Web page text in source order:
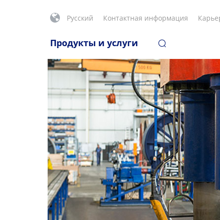
Русский Контактная информация
Продукты и услуги